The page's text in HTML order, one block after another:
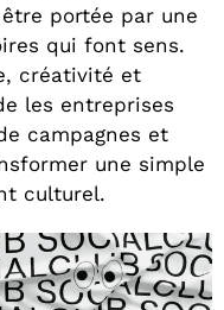
portée par une
qui font sens.
créativité et
les entreprises
campagnes et
une simple
culturel.